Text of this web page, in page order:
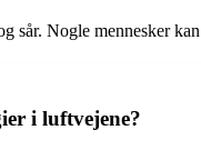
sår. Nogle mennesker
i luftvejene?